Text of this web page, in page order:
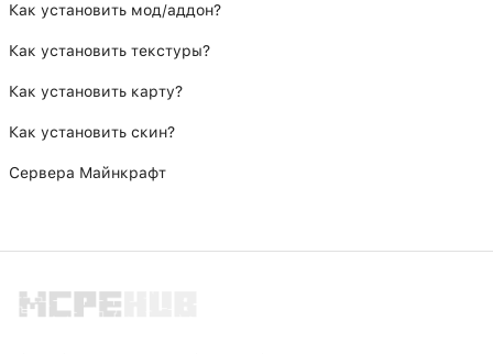
Как установить мод/аддон?
Как установить текстуры?
Как установить карту?
Как установить скин?
Сервера Майнкрафт